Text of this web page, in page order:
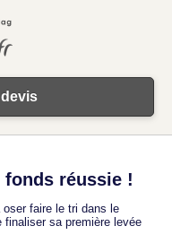
fonds réussie !
faire le tri dans le
sa première levée